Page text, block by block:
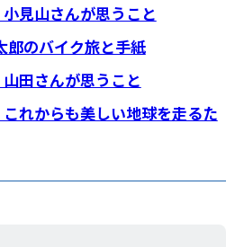
見山さんが思うこと
郎のバイク旅と手紙
田さんが思うこと
れからも美しい地球を走るた